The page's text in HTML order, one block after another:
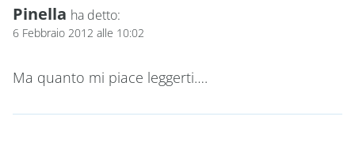
Pinella ha detto:
6 Febbraio 2012 alle 10:02
Ma quanto mi piace leggerti….